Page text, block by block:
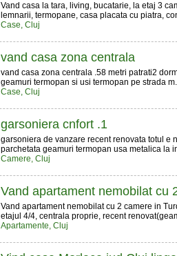
Vand casa la tara, living, bucatarie, la etaj 3
lemnarii, termopane, casa placata cu piatra,
Case, Cluj
vand casa zona centrala
vand casa zona centrala .58 metri patrati2
geamuri termopan si usi termopan pe strada
Case, Cluj
garsoniera cnfort .1
garsoniera de vanzare recent renovata totul e
parchetata geamuri termopan usa metalica la
Camere, Cluj
Vand apartament nemobilat cu
Vand apartament nemobilat cu 2 camere in
etajul 4/4, centrala proprie, recent
Apartamente, Cluj